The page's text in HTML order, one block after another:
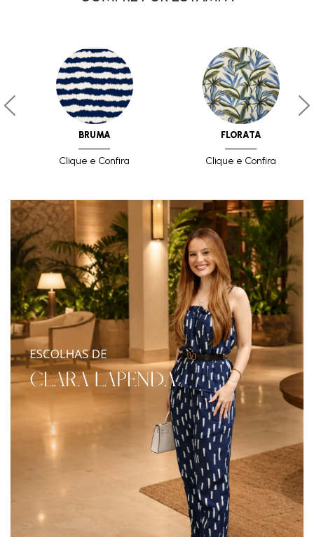
BRUMA
Clique e Confira
FLORATA
Clique e Confira